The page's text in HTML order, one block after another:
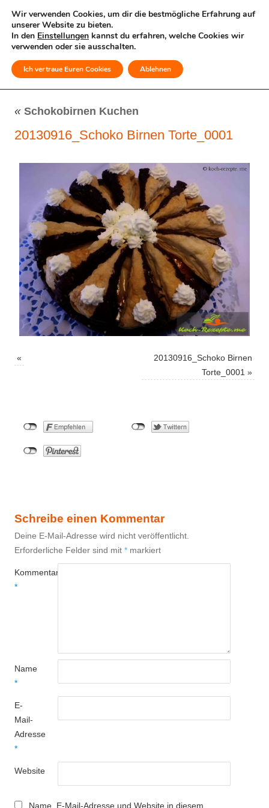
MENÜ
« Schokobirnen Kuchen
20130916_Schoko Birnen Torte_0001
«
20130916_Schoko Birnen
Torte_0001 »
Schreibe einen Kommentar
Deine E-Mail-Adresse wird nicht veröffentlicht.
Erforderliche Felder sind mit * markiert
Kommentar
*
Name
*
E-
Mail-
Adresse
*
Website
Name, E-Mail-Adresse und Website in diesem
Wir verwenden Cookies, um dir die bestmögliche Erfahrung auf
unserer Website zu bieten.
In den Einstellungen kannst du erfahren, welche Cookies wir
verwenden oder sie ausschalten.
Ich vertraue Euren Cookies Ablehnen